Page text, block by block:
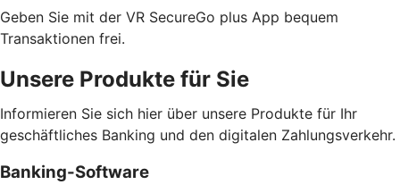
Geben Sie mit der VR SecureGo plus App bequem
Transaktionen frei.
Unsere Produkte für Sie
Informieren Sie sich hier über unsere Produkte für Ihr
geschäftliches Banking und den digitalen Zahlungsverkehr.
Banking-Software